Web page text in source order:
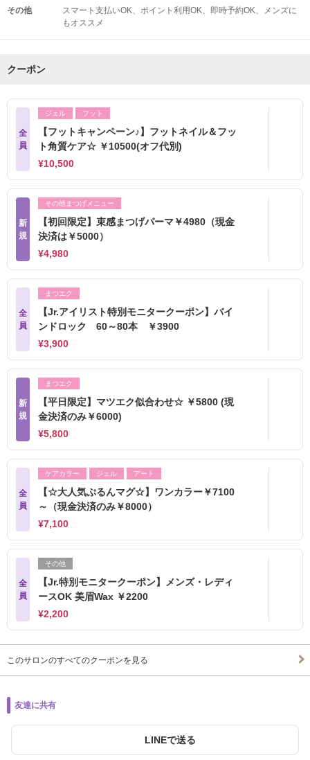
その他 スマート支払いOK ポイント利用OK 即時予約OK
メンズに
もオススメ
クーポン
全
員
ジェル フット
【フットキャンペーン♪】フットネイル＆フッ
ト角質ケア☆ ￥10500(オフ代別)
¥10,500
新
規
その他まつげメニュー
【初回限定】束感まつげパーマ￥4980（現金
決済は￥5000）
¥4,980
全
員
まつエク
【Jr.アイリスト特別モニタークーポン】バイ
ンドロック 60～80本 ￥3900
¥3,900
新
規
まつエク
【平日限定】マツエク似合わせ☆ ￥5800 (現
金決済のみ￥6000)
¥5,800
全
員
ケアカラー ジェル アート
【☆大人気ぷるんマグ☆】ワンカラー￥7100
～（現金決済のみ￥8000）
¥7,100
全
員
その他
【Jr.特別モニタークーポン】メンズ・レディ
ースOK 美眉Wax ￥2200
¥2,200
このサロンのすべてのクーポンを見る
友達に共有
LINEで送る